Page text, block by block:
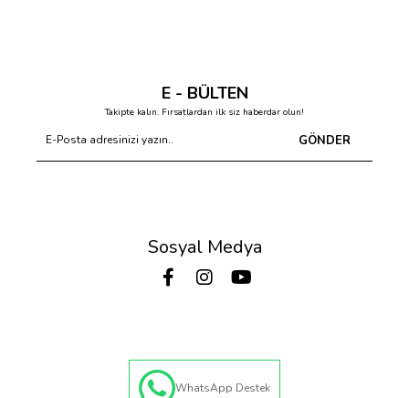
E - BÜLTEN
Takipte kalın. Fırsatlardan ilk siz haberdar olun!
GÖNDER
Sosyal Medya
WhatsApp Destek